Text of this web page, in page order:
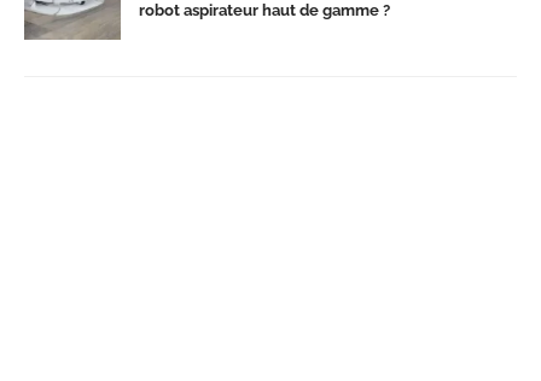
robot aspirateur haut de gamme ?